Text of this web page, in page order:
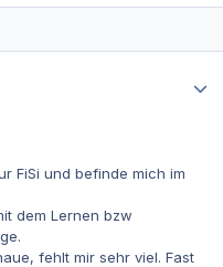
FiSi und befinde mich im
dem Lernen bzw
fehlt mir sehr viel. Fast